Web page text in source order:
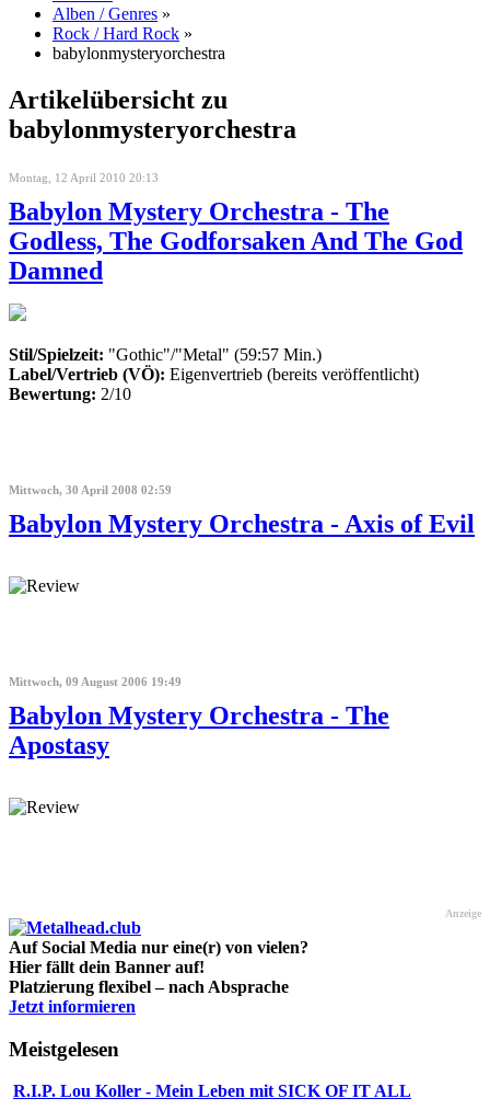
Alben / Genres »
Rock / Hard Rock »
babylonmysteryorchestra
Artikelübersicht zu
babylonmysteryorchestra
Montag, 12 April 2010 20:13
Babylon Mystery Orchestra - The
Godless, The Godforsaken And The God
Damned
Stil/Spielzeit: "Gothic"/"Metal" (59:57 Min.)
Label/Vertrieb (VÖ): Eigenvertrieb (bereits veröffentlicht)
Bewertung: 2/10
Mittwoch, 30 April 2008 02:59
Babylon Mystery Orchestra - Axis of Evil
Mittwoch, 09 August 2006 19:49
Babylon Mystery Orchestra - The
Apostasy
Anzeige
Auf Social Media nur eine(r) von vielen?
Hier fällt dein Banner auf!
Platzierung flexibel – nach Absprache
Jetzt informieren
Meistgelesen
R.I.P. Lou Koller - Mein Leben mit SICK OF IT ALL